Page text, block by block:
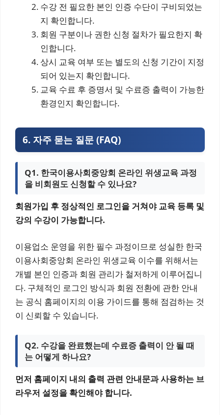
수강 전 필요한 본인 인증 수단이 구비되었는
지 확인합니다.
회원 구분이나 권한 신청 절차가 필요한지 확
인합니다.
상시 교육 여부 또는 별도의 신청 기간이 지정
되어 있는지 확인합니다.
교육 수료 후 증명서 및 수료증 출력이 가능한
환경인지 확인합니다.
6. 자주 묻는 질문 (FAQ)
Q1. 한국이용사회중앙회 온라인 위생교육 과정
을 비회원도 신청할 수 있나요?
회원가입 후 정상적인 로그인을 거쳐야 교육 등록 및
강의 수강이 가능합니다.
이용업소 운영을 위한 필수 과정이므로 성실한 한국
이용사회중앙회 온라인 위생교육 이수를 위해서는
개별 본인 인증과 회원 관리가 철저하게 이루어집니
다. 구체적인 로그인 방식과 회원 전환에 관한 안내
는 공식 홈페이지의 이용 가이드를 통해 점검하는 것
이 신뢰할 수 있습니다.
Q2. 수강을 완료했는데 수료증 출력이 안 될 때
는 어떻게 하나요?
먼저 홈페이지 내의 출력 관련 안내문과 사용하는 브
라우저 설정을 확인해야 합니다.